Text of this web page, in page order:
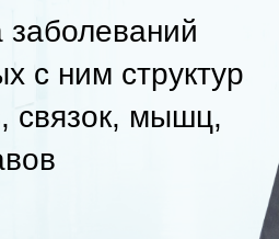
с ним структур
связок, мышц,